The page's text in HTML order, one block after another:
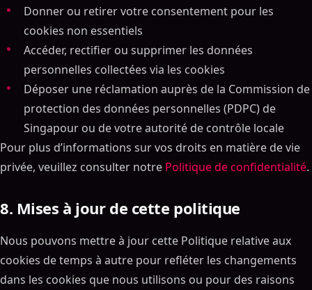
Donner ou retirer votre consentement pour les
cookies non essentiels
Accéder, rectifier ou supprimer les données
personnelles collectées via les cookies
Déposer une réclamation auprès de la Commission de
protection des données personnelles (PDPC) de
Singapour ou de votre autorité de contrôle locale
Pour plus d’informations sur vos droits en matière de vie
privée, veuillez consulter notre Politique de confidentialité.
8. Mises à jour de cette politique
Nous pouvons mettre à jour cette Politique relative aux
cookies de temps à autre pour refléter les changements
dans les cookies que nous utilisons ou pour des raisons